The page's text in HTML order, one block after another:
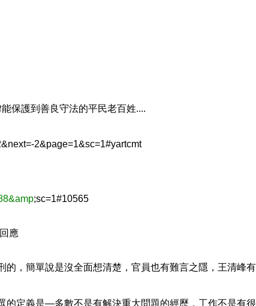
保護到善良守法的平民老百姓....
2&page=1&sc=1#yartcmt
;sc=1#10565
07:46 回應
，簡單說是沒全面想清楚，官員也有難言之隱，王清峰
定義是—多數不是有解決重大問題的經歷，工作不是有